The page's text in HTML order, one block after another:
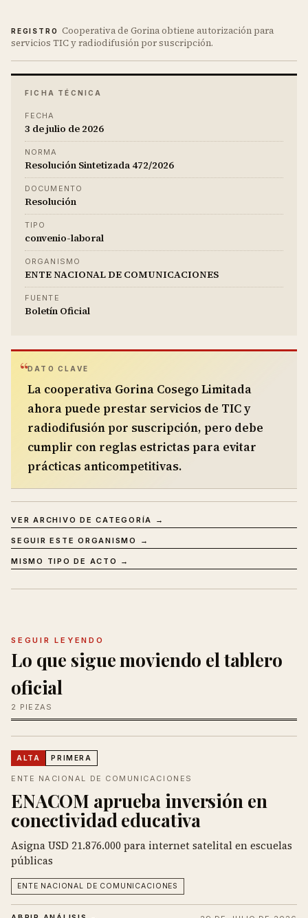
REGISTRO
Cooperativa de Gorina obtiene autorización para
servicios TIC y radiodifusión por suscripción.
FICHA TÉCNICA
FECHA
3 de julio de 2026
NORMA
Resolución Sintetizada 472/2026
DOCUMENTO
Resolución
TIPO
convenio-laboral
ORGANISMO
ENTE NACIONAL DE COMUNICACIONES
FUENTE
Boletín Oficial
DATO CLAVE
La cooperativa Gorina Cosego Limitada
ahora puede prestar servicios de TIC y
radiodifusión por suscripción, pero debe
cumplir con reglas estrictas para evitar
prácticas anticompetitivas.
VER ARCHIVO DE CATEGORÍA →
SEGUIR ESTE ORGANISMO →
MISMO TIPO DE ACTO →
SEGUIR LEYENDO
Lo que sigue moviendo el tablero
oficial
2 PIEZAS
ALTA PRIMERA
ENTE NACIONAL DE COMUNICACIONES
ENACOM aprueba inversión en
conectividad educativa
Asigna USD 21.876.000 para internet satelital en escuelas
públicas
ENTE NACIONAL DE COMUNICACIONES